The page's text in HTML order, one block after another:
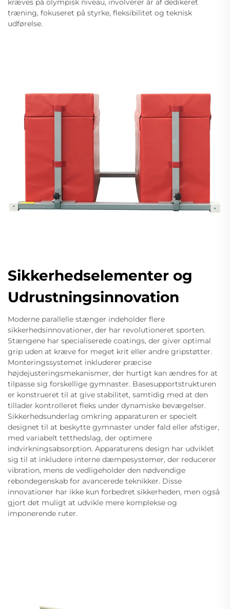
kræves på olympisk niveau, involverer år af dedikeret
træning, fokuseret på styrke, fleksibilitet og teknisk
udførelse.
Sikkerhedselementer og
Udrustningsinnovation
Moderne parallelle stænger indeholder flere
sikkerhedsinnovationer, der har revolutioneret sporten.
Stængene har specialiserede coatings, der giver optimal
grip uden at kræve for meget krit eller andre gripstøtter.
Monteringssystemet inkluderer præcise
højdejusteringsmekanismer, der hurtigt kan ændres for at
tilpasse sig forskellige gymnaster. Basesupportstrukturen
er konstrueret til at give stabilitet, samtidig med at den
tillader kontrolleret fleks under dynamiske bevægelser.
Sikkerhedsunderlag omkring apparaturen er specielt
designet til at beskytte gymnaster under fald eller afstiger,
med variabelt tetthedslag, der optimere
indvirkningsabsorption. Apparaturens design har udviklet
sig til at inkludere interne dæmpesystemer, der reducerer
vibration, mens de vedligeholder den nødvendige
rebondegenskab for avancerede teknikker. Disse
innovationer har ikke kun forbedret sikkerheden, men også
gjort det muligt at udvikle mere komplekse og
imponerende ruter.